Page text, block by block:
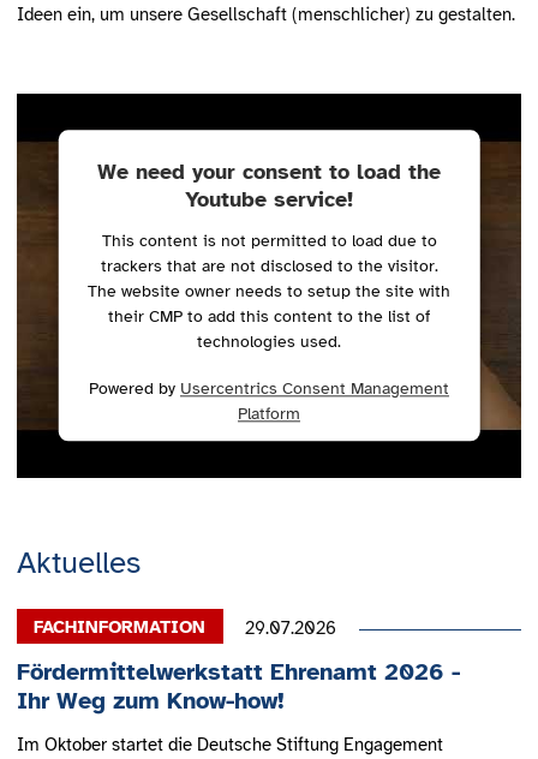
Ideen ein, um unsere Gesellschaft (menschlicher) zu gestalten.
We need your consent to load the
Youtube service!
This content is not permitted to load due to
trackers that are not disclosed to the visitor.
The website owner needs to setup the site with
their CMP to add this content to the list of
technologies used.
Powered by Usercentrics Consent Management
Platform
Aktuelles
Fördermittelwerkstatt Ehrenamt 2026 -
Ihr Weg zum Know-how!
Im Oktober startet die Deutsche Stiftung Engagement
29.07.2026